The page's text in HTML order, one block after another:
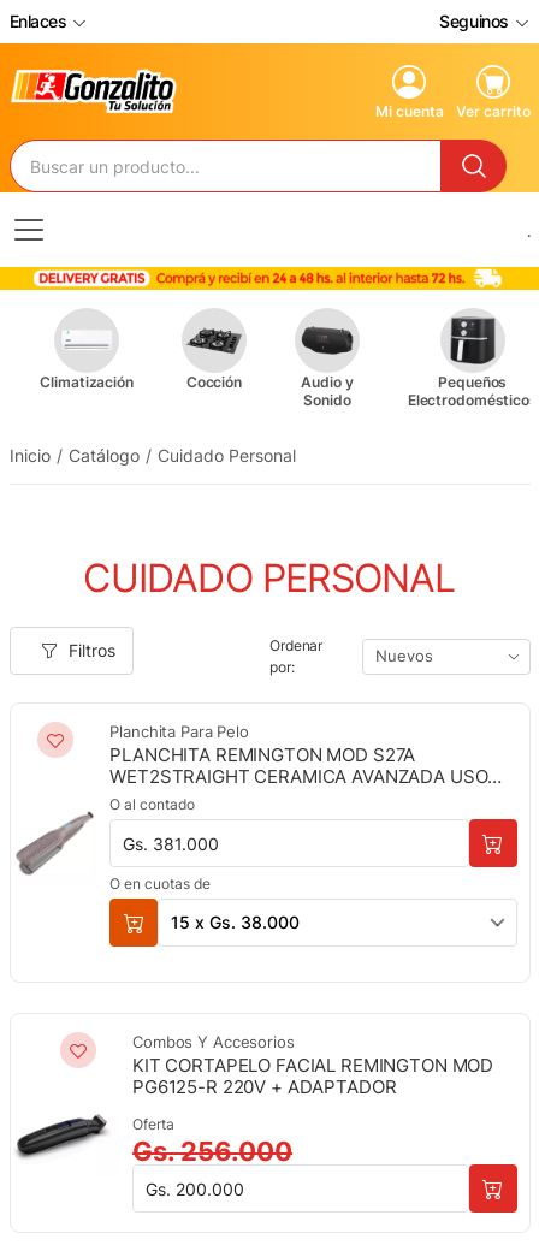
Enlaces Seguinos
Mi cuenta Ver carrito
.
Climatización Cocción
Audio y
Sonido
Pequeños
Electrodomésticos
Inicio Catálogo Cuidado Personal
CUIDADO PERSONAL
Filtros
Ordenar
por:
Planchita Para Pelo
PLANCHITA REMINGTON MOD S27A
WET2STRAIGHT CERAMICA AVANZADA USO
SECO Y MOJADO
O al contado
Gs. 381.000
O en cuotas de
15 x Gs. 38.000
Combos Y Accesorios
KIT CORTAPELO FACIAL REMINGTON MOD
PG6125-R 220V + ADAPTADOR
Oferta
Gs. 256.000
Gs. 200.000